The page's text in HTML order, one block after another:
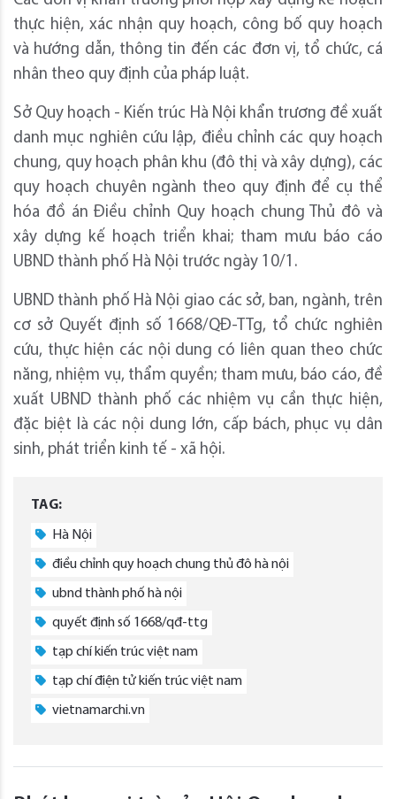
thực hiện, xác nhận quy hoạch, công bố quy hoạch
và hướng dẫn, thông tin đến các đơn vị, tổ chức, cá
nhân theo quy định của pháp luật.
Sở Quy hoạch - Kiến trúc Hà Nội khẩn trương đề xuất
danh mục nghiên cứu lập, điều chỉnh các quy hoạch
chung, quy hoạch phân khu (đô thị và xây dựng), các
quy hoạch chuyên ngành theo quy định để cụ thể
hóa đồ án Điều chỉnh Quy hoạch chung Thủ đô và
xây dựng kế hoạch triển khai; tham mưu báo cáo
UBND thành phố Hà Nội trước ngày 10/1.
UBND thành phố Hà Nội giao các sở, ban, ngành, trên
cơ sở Quyết định số 1668/QĐ-TTg, tổ chức nghiên
cứu, thực hiện các nội dung có liên quan theo chức
năng, nhiệm vụ, thẩm quyền; tham mưu, báo cáo, đề
xuất UBND thành phố các nhiệm vụ cần thực hiện,
đặc biệt là các nội dung lớn, cấp bách, phục vụ dân
sinh, phát triển kinh tế - xã hội.
TAG:
Hà Nội
điều chỉnh quy hoạch chung thủ đô hà nội
ubnd thành phố hà nội
quyết định số 1668/qđ-ttg
tạp chí kiến trúc việt nam
tạp chí điện tử kiến trúc việt nam
vietnamarchi.vn